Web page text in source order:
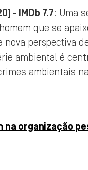
- IMDb 7.7: Uma
que se
perspectiva
ambiental é
ambientais
na organização